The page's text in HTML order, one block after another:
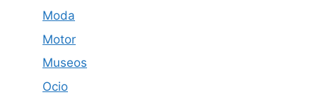
Moda
Motor
Museos
Ocio